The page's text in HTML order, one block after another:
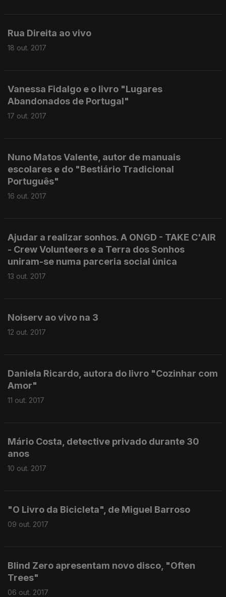
Rua Direita ao vivo
18 out. 2017
Vanessa Fidalgo e o livro "Lugares
Abandonados de Portugal"
17 out. 2017
Nuno Matos Valente, autor de manuais
escolares e do "Bestiário Tradicional
Português"
16 out. 2017
Ajudar a realizar sonhos. A ONGD - TAKE C'AIR
- Crew Volunteers e a Terra dos Sonhos
uniram-se numa parceria social única
13 out. 2017
Noiserv ao vivo na 3
12 out. 2017
Daniela Ricardo, autora do livro "Cozinhar com
Amor"
11 out. 2017
Mário Costa, detective privado durante 30
anos
10 out. 2017
"O Livro da Bicicleta", de Miguel Barroso
09 out. 2017
Blind Zero apresentam novo disco, "Often
Trees"
06 out. 2017